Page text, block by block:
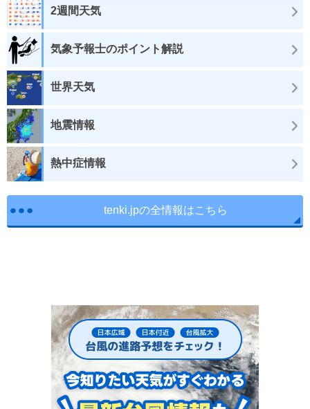
2週間天気
気象予報士のポイント解説
世界天気
地震情報
熱中症情報
tenki.jpの全情報はこちら